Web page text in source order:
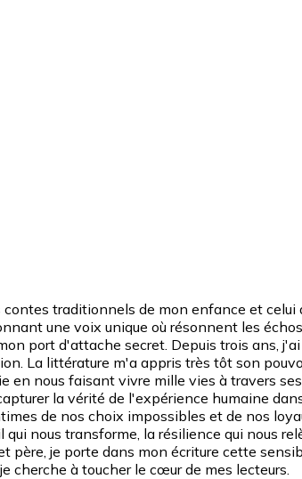
traditionnels de mon enfance et
une voix unique où résonnent les
port d'attache secret. Depuis trois ans,
La littérature m'a appris très tôt son
nous faisant vivre mille vies à travers
la vérité de l'expérience humaine
de nos choix impossibles et de nos
nous transforme, la résilience qui nous
père, je porte dans mon écriture cette
cherche à toucher le cœur de mes lecteurs.